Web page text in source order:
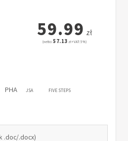
59.99 zł
(netto:57.13 zł + VAT: 5%)
PHA JSA FIVE STEPS
.doc/.docx)